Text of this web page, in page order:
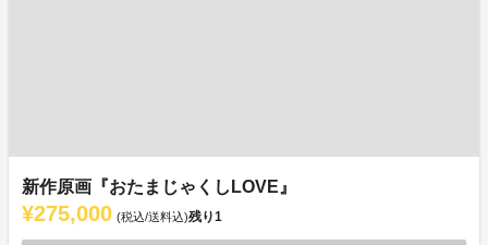
新作原画『おたまじゃくしLOVE』
¥275,000 (税込/送料込)残り1